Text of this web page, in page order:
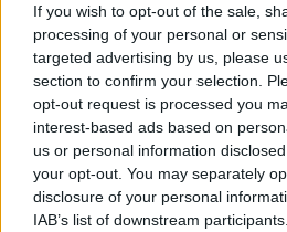
If you wish to opt-out of the sale,
processing of your personal or
targeted advertising by us, please
section to confirm your selection.
opt-out request is processed you
interest-based ads based on
us or personal information
your opt-out. You may separately
disclosure of your personal
IAB’s list of downstream
Andrásfi Tibor, Koch Máté,
Gergely – párbajtőr csapat
Gémesi Csanád, Rabb
Szilágyi Áron – kardcsapat
Nők
Pásztor Flóra – egyéni tőr
Muhari Eszter – egyéni